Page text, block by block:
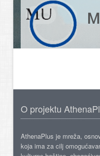
O projektu
AthenaPlus je mreža,
koja ima za cilj